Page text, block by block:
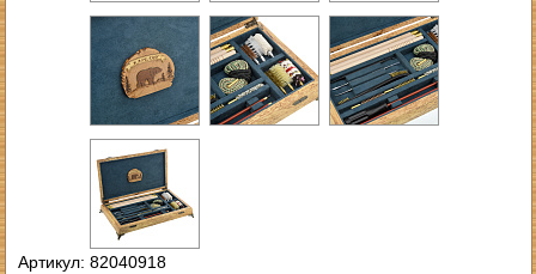
Артикул: 82040918